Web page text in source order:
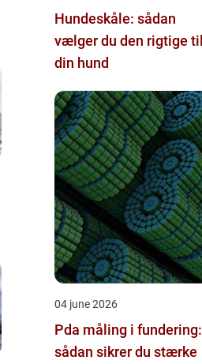
Hundeskåle: sådan
vælger du den rigtige til
din hund
04 june 2026
Pda måling i fundering:
sådan sikrer du stærke